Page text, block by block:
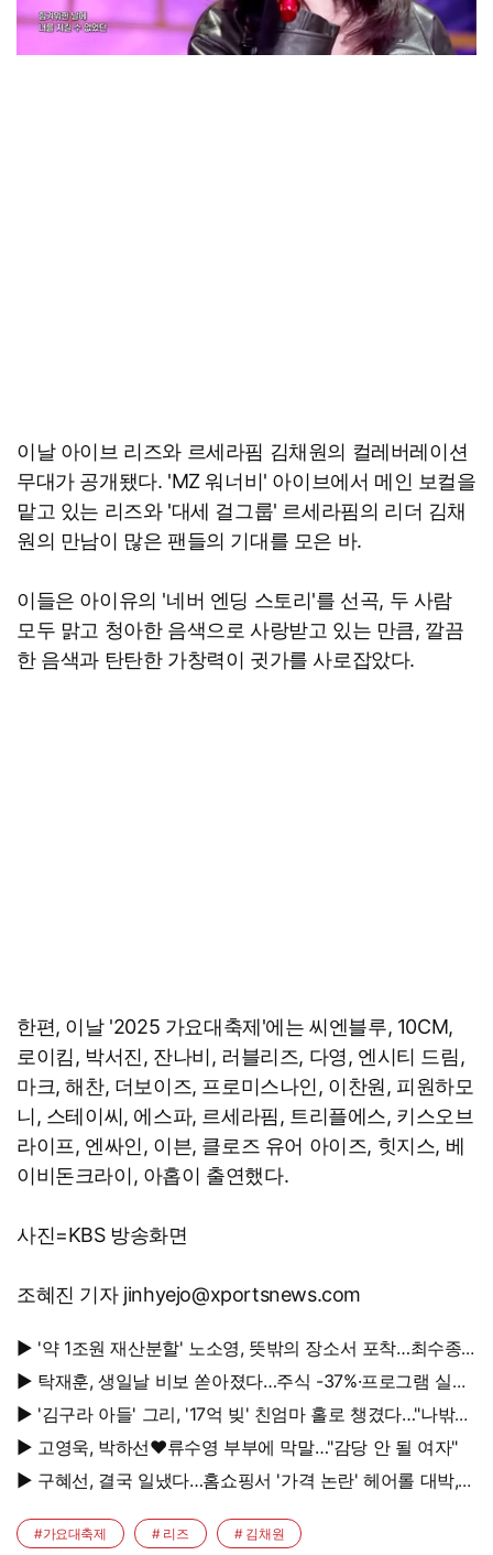
이날 아이브 리즈와 르세라핌 김채원의 컬레버레이션
무대가 공개됐다. 'MZ 워너비' 아이브에서 메인 보컬을
맡고 있는 리즈와 '대세 걸그룹' 르세라핌의 리더 김채
원의 만남이 많은 팬들의 기대를 모은 바.
이들은 아이유의 '네버 엔딩 스토리'를 선곡, 두 사람
모두 맑고 청아한 음색으로 사랑받고 있는 만큼, 깔끔
한 음색과 탄탄한 가창력이 귓가를 사로잡았다.
한편, 이날 '2025 가요대축제'에는 씨엔블루, 10CM,
로이킴, 박서진, 잔나비, 러블리즈, 다영, 엔시티 드림,
마크, 해찬, 더보이즈, 프로미스나인, 이찬원, 피원하모
니, 스테이씨, 에스파, 르세라핌, 트리플에스, 키스오브
라이프, 엔싸인, 이븐, 클로즈 유어 아이즈, 힛지스, 베
이비돈크라이, 아홉이 출연했다.
사진=KBS 방송화면
조혜진 기자 jinhyejo@xportsnews.com
▶ '약 1조원 재산분할' 노소영, 뜻밖의 장소서 포착…최수종
옆에서 '활짝'
▶ 탁재훈, 생일날 비보 쏟아졌다…주식 -37%·프로그램 실직
'날벼락'
▶ '김구라 아들' 그리, '17억 빚' 친엄마 홀로 챙겼다…"나밖에
없어"▶ 고영욱, 박하선♥류수영 부부에 막말…"감당 안 될 여자"
▶ 구혜선, 결국 일냈다…홈쇼핑서 '가격 논란' 헤어롤 대박,
무려 '3만 장' 돌파
#가요대축제 # 리즈 # 김채원